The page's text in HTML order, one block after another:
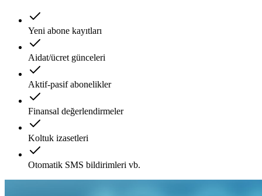
Yeni abone kayıtları
Aidat/ücret günceleri
Aktif-pasif abonelikler
Finansal değerlendirmeler
Koltuk izasetleri
Otomatik SMS bildirimleri vb.